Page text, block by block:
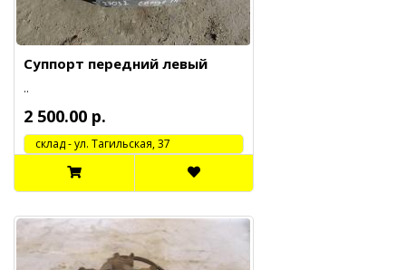
Суппорт передний левый
..
2 500.00 р.
cклад - ул. Тагильская, 37